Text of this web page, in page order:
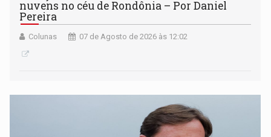
nuvens no céu de Rondônia – Por Daniel
Pereira
Colunas 07 de Agosto de 2026 às 12:02